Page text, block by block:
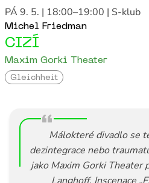
PÁ 9. 5. | 18:00–19:00 | S-klub
Michel Friedman
CIZÍ
Maxim Gorki Theater
Gleichheit
Málokteré divadlo se
dezintegrace nebo
jako Maxim Gorki Theater